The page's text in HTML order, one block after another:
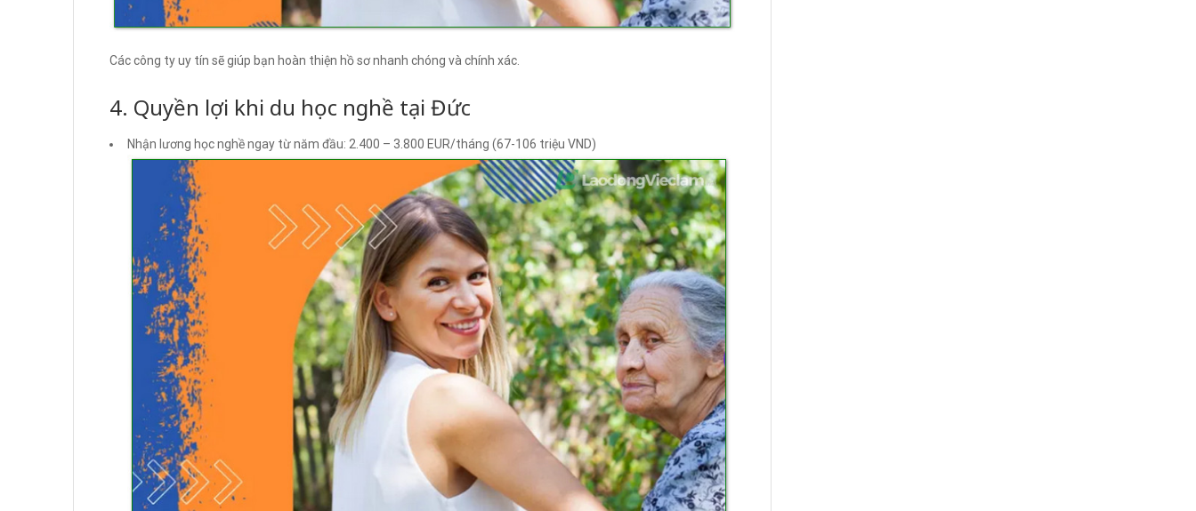
Các công ty uy tín sẽ giúp bạn hoàn thiện hồ sơ nhanh chóng và chính xác.
4. Quyền lợi khi du học nghề tại Đức
Nhận lương học nghề ngay từ năm đầu: 2.400 – 3.800 EUR/tháng (67-106 triệu VND)